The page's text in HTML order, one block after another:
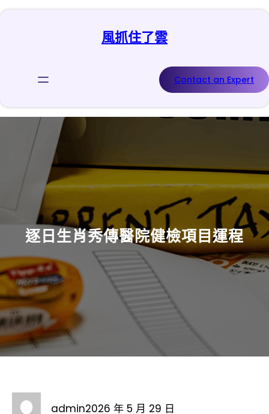
跳
風抓住了雲
Contact an Expert
逐日生肖秀傳醫院健檢項目運程
admin2026 年 5 月 29 日